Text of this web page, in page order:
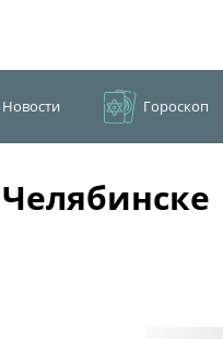
Новости Гороскоп